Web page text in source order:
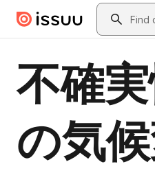
Skip to main contentSearch
不確
の気